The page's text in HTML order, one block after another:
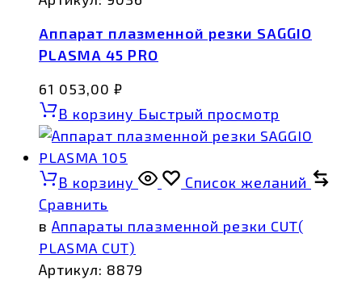
Аппарат плазменной резки SAGGIO
PLASMA 45 PRO
61 053,00 ₽
В корзину Быстрый просмотр
В корзину
Список желаний
Сравнить
в Аппараты плазменной резки CUT(
PLASMA CUT)
Артикул: 8879